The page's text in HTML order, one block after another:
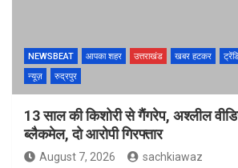
NEWSBEAT आपका शहर उत्तराखंड खबर हटकर
न्यूज़
रुद्रपुर
13 साल की किशोरी से गैंगरेप, अश्लील
ब्लैकमेल, दो आरोपी गिरफ्तार
August 7, 2026 sachkiawaz